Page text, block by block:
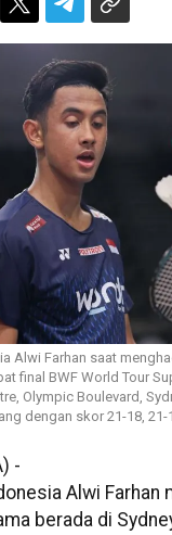
Alwi Farhan saat
final BWF World Tour
Olympic Boulevard,
dengan skor 21-18, 21-
-
Alwi Farhan
berada di